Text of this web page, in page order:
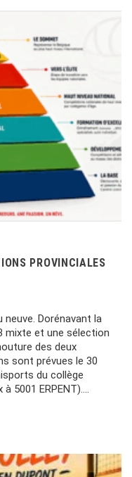
PROVINCIALES
Dorénavant la
mixte et une sélection
des deux
sont prévues le 30
du collège
5001 ERPENT)….